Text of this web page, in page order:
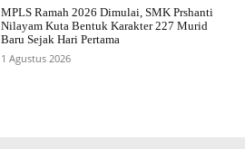
MPLS Ramah 2026 Dimulai, SMK Prshanti
Nilayam Kuta Bentuk Karakter 227 Murid
Baru Sejak Hari Pertama
1 Agustus 2026